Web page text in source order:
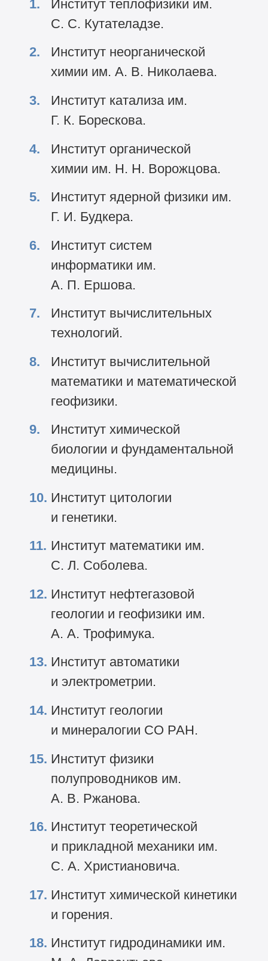
Институт теплофизики им.
С. С. Кутателадзе.
Институт неорганической
химии им. А. В. Николаева.
Институт катализа им.
Г. К. Борескова.
Институт органической
химии им. Н. Н. Ворожцова.
Институт ядерной физики им.
Г. И. Будкера.
Институт систем
информатики им.
А. П. Ершова.
Институт вычислительных
технологий.
Институт вычислительной
математики и математической
геофизики.
Институт химической
биологии и фундаментальной
медицины.
Институт цитологии
и генетики.
Институт математики им.
С. Л. Соболева.
Институт нефтегазовой
геологии и геофизики им.
А. А. Трофимука.
Институт автоматики
и электрометрии.
Институт геологии
и минералогии СО РАН.
Институт физики
полупроводников им.
А. В. Ржанова.
Институт теоретической
и прикладной механики им.
С. А. Христиановича.
Институт химической кинетики
и горения.
Институт гидродинамики им.